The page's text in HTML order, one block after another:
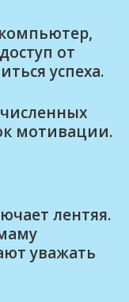
от
успеха.
мотивации.
лентяя.
уважать